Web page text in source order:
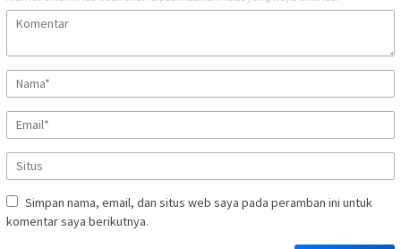
Simpan nama, email, dan situs web saya pada peramban ini untuk
komentar saya berikutnya.